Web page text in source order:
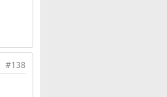
#138